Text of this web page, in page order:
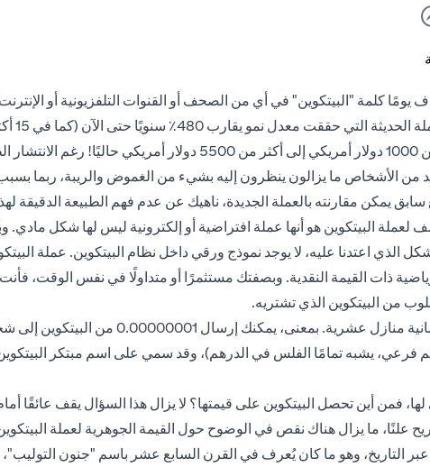
كلمة "البيتكوين" في أي من الصحف أو القنوات التلفزيونية أو
لا يصدق من مستويات أقل من 1000 دولار أمريكي إلى أكثر من 5500 دولار
من الأشخاص ما يزالون ينظرون إليه بشيء من الغموض والريبة، ربما بسبب
يمكن مقارنته بالعملة الجديدة، ناهيك عن عدم فهم الطبيعة الدقيقة
البيتكوين هو أنها عملة افتراضية أو إلكترونية ليس لها شكل مادي.
الذي اعتدنا عليه، لا يوجد نموذج ورقي داخل نظام البيتكوين. عملة
ذات القيمة النقدية. وبصفتك مستثمرًا أو متداولًا في نفس الوقت،
من البيتكوين الذي تشتريه.
يمكن تقسيم البيتكوين إلى ثمانية منازل عشرية.
يشبه تمامًا الفلس في الدرهم)، وقد سمي على اسم مبتكر البيتكوين
فمن أين تحصل البيتكوين على قيمتها؟ لا يزال هذا السؤال يقف عائقًا
علنًا، ما يزال هناك نقص في الوضوح حول القيمة الجوهرية لعملة
التاريخ، وهو ما كان يُعرف في القرن السابع عشر باسم "جنون